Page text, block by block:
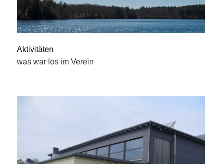
Aktivitäten
was war los im Verein